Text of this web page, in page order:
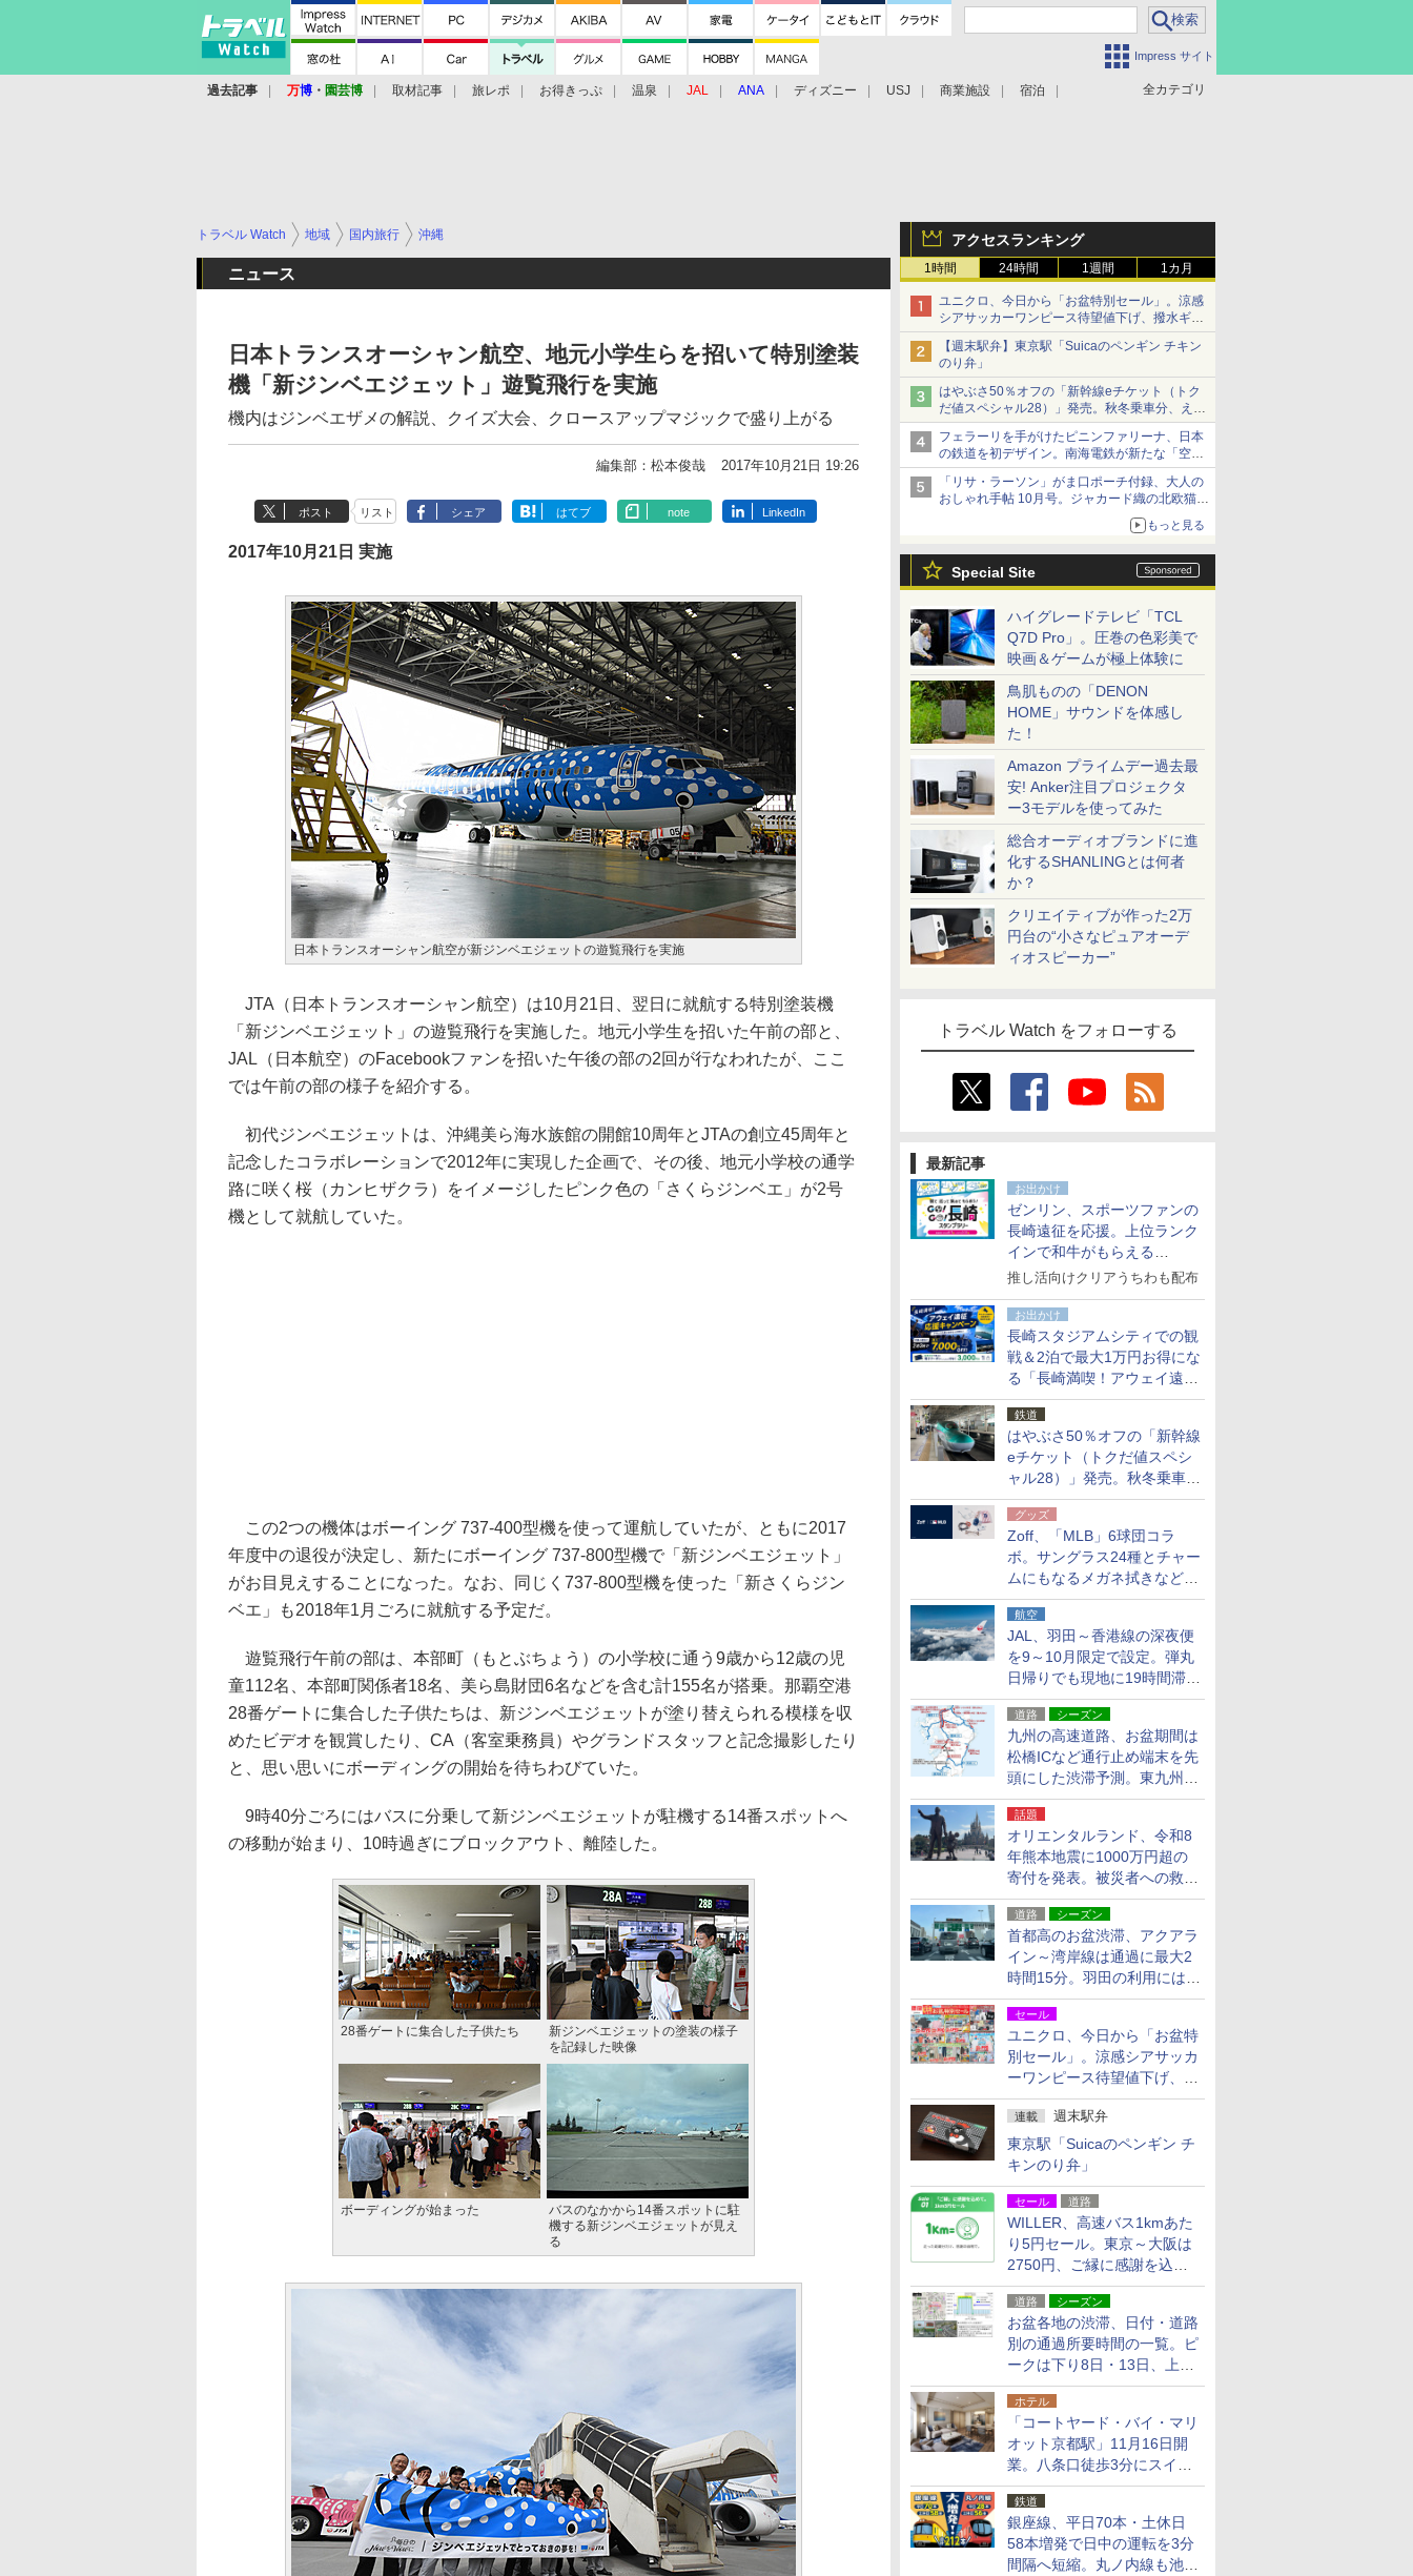
Impress サイト
全カテゴリ
過去記事 万博 ・ 園芸博 取材記事 旅レポ お得きっぷ 温泉 JAL ANA ディズニー USJ 商業施設 宿泊
アクセスランキング
1時間 24時間 1週間 1カ月
ユニクロ、今日から「お盆特別セール」。涼感
シアサッカーワンピース待望値下げ、撥水ギア
ショーツは1990円に
【週末駅弁】東京駅「Suicaのペンギン チキン
のり弁」
はやぶさ50％オフの「新幹線eチケット（トク
だ値スペシャル28）」発売。秋冬乗車分、えき
ねっと限定
フェラーリを手がけたピニンファリーナ、日本
の鉄道を初デザイン。南海電鉄が新たな「空港
特急」をなにわ筋線へ導入
「リサ・ラーソン」がま口ポーチ付録、大人の
おしゃれ手帖 10月号。ジャカード織の北欧猫デ
もっと見る
Special Site
ハイグレードテレビ「TCL
Q7D Pro」。圧巻の色彩美で
映画＆ゲームが極上体験に
鳥肌ものの「DENON
HOME」サウンドを体感し
た！
Amazon プライムデー過去最
安! Anker注目プロジェクタ
ー3モデルを使ってみた
総合オーディオブランドに進
化するSHANLINGとは何者
か？
クリエイティブが作った2万
円台の“小さなピュアオーデ
ィオスピーカー”
トラベル Watch をフォローする
最新記事
お出かけ
ゼンリン、スポーツファンの
長崎遠征を応援。上位ランク
インで和牛がもらえる
「GO！GO！長崎スタンプラ
推し活向けクリアうちわも配布
お出かけ
長崎スタジアムシティでの観
戦＆2泊で最大1万円お得にな
る「長崎満喫！アウェイ遠征
応援キャンペーン」
鉄道
はやぶさ50％オフの「新幹線
eチケット（トクだ値スペシ
ャル28）」発売。秋冬乗車
分、えきねっと限定
グッズ
Zoff、「MLB」6球団コラ
ボ。サングラス24種とチャー
ムにもなるメガネ拭きなど雑
貨24種
航空
JAL、羽田～香港線の深夜便
を9～10月限定で設定。弾丸
日帰りでも現地に19時間滞在
できる
道路 シーズン
九州の高速道路、お盆期間は
松橋ICなど通行止め端末を先
頭にした渋滞予測。東九州道
への迂回は料金調整を実施
話題
オリエンタルランド、令和8
年熊本地震に1000万円超の
寄付を発表。被災者への救援
活動・復旧支援
道路 シーズン
首都高のお盆渋滞、アクアラ
イン～湾岸線は通過に最大2
時間15分。羽田の利用には
「空港西出口」の利用検討を
セール
ユニクロ、今日から「お盆特
別セール」。涼感シアサッカ
ーワンピース待望値下げ、撥
水ギアショーツは1990円に
連載 週末駅弁
東京駅「Suicaのペンギン チ
キンのり弁」
セール 道路
WILLER、高速バス1kmあた
り5円セール。東京～大阪は
2750円、ご縁に感謝を込め
た20周年記念キャンペーン
道路 シーズン
お盆各地の渋滞、日付・道路
別の通過所要時間の一覧。ピ
ークは下り8日・13日、上り
14日・15日
ホテル
「コートヤード・バイ・マリ
オット京都駅」11月16日開
業。八条口徒歩3分にスイー
ト含む全270室、ダイニング
も併設
鉄道
銀座線、平日70本・土休日
58本増発で日中の運転を3分
間隔へ短縮。丸ノ内線も池袋
トラベル Watch 地域 国内旅行 沖縄
ニュース
日本トランスオーシャン航空、地元小学生らを招いて特別塗装
機「新ジンベエジェット」遊覧飛行を実施
機内はジンベエザメの解説、クイズ大会、クロースアップマジックで盛り上がる
編集部：松本俊哉 2017年10月21日 19:26
ポスト リスト シェア はてブ note LinkedIn
2017年10月21日 実施
日本トランスオーシャン航空が新ジンベエジェットの遊覧飛行を実施
JTA（日本トランスオーシャン航空）は10月21日、翌日に就航する特別塗装機
「新ジンベエジェット」の遊覧飛行を実施した。地元小学生を招いた午前の部と、
JAL（日本航空）のFacebookファンを招いた午後の部の2回が行なわれたが、ここ
では午前の部の様子を紹介する。
初代ジンベエジェットは、沖縄美ら海水族館の開館10周年とJTAの創立45周年と
記念したコラボレーションで2012年に実現した企画で、その後、地元小学校の通学
路に咲く桜（カンヒザクラ）をイメージしたピンク色の「さくらジンベエ」が2号
機として就航していた。
この2つの機体はボーイング 737-400型機を使って運航していたが、ともに2017
年度中の退役が決定し、新たにボーイング 737-800型機で「新ジンベエジェット」
がお目見えすることになった。なお、同じく737-800型機を使った「新さくらジン
ベエ」も2018年1月ごろに就航する予定だ。
遊覧飛行午前の部は、本部町（もとぶちょう）の小学校に通う9歳から12歳の児
童112名、本部町関係者18名、美ら島財団6名などを含む計155名が搭乗。那覇空港
28番ゲートに集合した子供たちは、新ジンベエジェットが塗り替えられる模様を収
めたビデオを観賞したり、CA（客室乗務員）やグランドスタッフと記念撮影したり
と、思い思いにボーディングの開始を待ちわびていた。
9時40分ごろにはバスに分乗して新ジンベエジェットが駐機する14番スポットへ
の移動が始まり、10時過ぎにブロックアウト、離陸した。
28番ゲートに集合した子供たち
新ジンベエジェットの塗装の様子
を記録した映像
ボーディングが始まった
バスのなかから14番スポットに駐
機する新ジンベエジェットが見え
る